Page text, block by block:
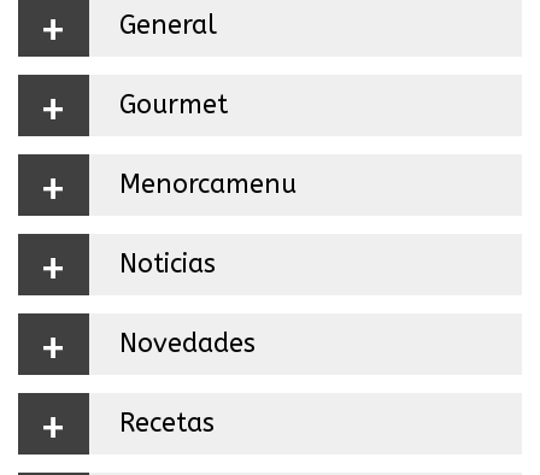
+ General
+ Gourmet
+ Menorcamenu
+ Noticias
+ Novedades
+ Recetas